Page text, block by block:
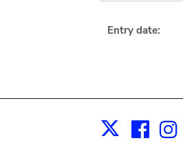
Entry date:
X